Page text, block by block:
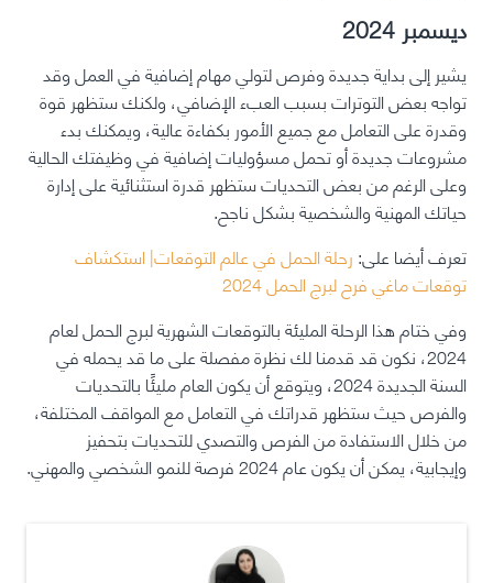
ديسمبر 2024
يشير إلى بداية جديدة وفرص لتولي مهام إضافية في العمل وقد
تواجه بعض التوترات بسبب العبء الإضافي، ولكنك ستظهر قوة
وقدرة على التعامل مع جميع الأمور بكفاءة عالية، ويمكنك بدء
مشروعات جديدة أو تحمل مسؤوليات إضافية في وظيفتك الحالية
وعلى الرغم من بعض التحديات ستظهر قدرة استثنائية على إدارة
حياتك المهنية والشخصية بشكل ناجح.
تعرف أيضا على:رحلة الحمل في عالم التوقعات| استكشاف
توقعات ماغي فرح لبرج الحمل 2024
وفي ختام هذا الرحلة المليئة بالتوقعات الشهرية لبرج الحمل لعام
2024، نكون قد قدمنا لك نظرة مفصلة على ما قد يحمله في
السنة الجديدة 2024، ويتوقع أن يكون العام مليئًا بالتحديات
والفرص حيث ستظهر قدراتك في التعامل مع المواقف المختلفة،
من خلال الاستفادة من الفرص والتصدي للتحديات بتحفيز
وإيجابية، يمكن أن يكون عام 2024 فرصة للنمو الشخصي والمهني.